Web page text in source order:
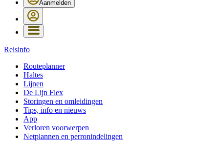
Aanmelden
Reisinfo
Routeplanner
Haltes
Lijnen
De Lijn Flex
Storingen en omleidingen
Tips, info en nieuws
App
Verloren voorwerpen
Netplannen en perronindelingen